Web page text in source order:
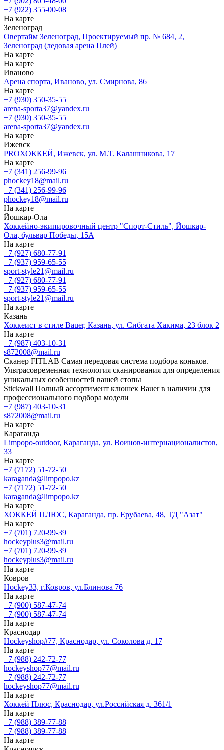
+7 (922) 355-00-08
На карте
Зеленоград
Овертайм Зеленоград, Проектируемый пр. № 684, 2,
Зеленоград (ледовая арена Плей)
На карте
На карте
Иваново
Арена спорта, Иваново, ул. Смирнова, 86
На карте
+7 (930) 350-35-55
arena-sporta37@yandex.ru
+7 (930) 350-35-55
arena-sporta37@yandex.ru
На карте
Ижевск
PROХОККЕЙ, Ижевск, ул. М.Т. Калашникова, 17
На карте
+7 (341) 256-99-96
phockey18@mail.ru
+7 (341) 256-99-96
phockey18@mail.ru
На карте
Йошкар-Ола
Хоккейно-экипировочный центр "Спорт-Стиль", Йошкар-
Ола, бульвар Победы, 15А
На карте
+7 (927) 680-77-91
+7 (937) 959-65-55
sport-style21@mail.ru
+7 (927) 680-77-91
+7 (937) 959-65-55
sport-style21@mail.ru
На карте
Казань
Хоккеист в стиле Bauer, Казань, ул. Сибгата Хакима, 23 блок 2
На карте
+7 (987) 403-10-31
s872008@mail.ru
Сканер FITLAB Самая передовая система подбора коньков.
Ультрасовременная технология сканирования для определения
уникальных особенностей вашей стопы
Stickwall Полный ассортимент клюшек Bauer в наличии для
профессионального подбора модели
+7 (987) 403-10-31
s872008@mail.ru
На карте
Караганда
Limpopo-outdoor, Караганда, ул. Воинов-интернационалистов,
33
На карте
+7 (7172) 51-72-50
karaganda@limpopo.kz
+7 (7172) 51-72-50
karaganda@limpopo.kz
На карте
ХОККЕЙ ПЛЮС, Караганда, пр. Ерубаева, 48, ТД "Азат"
На карте
+7 (701) 720-99-39
hockeyplus3@mail.ru
+7 (701) 720-99-39
hockeyplus3@mail.ru
На карте
Ковров
Hockey33, г.Ковров, ул.Блинова 76
На карте
+7 (900) 587-47-74
+7 (900) 587-47-74
На карте
Краснодар
Hockeyshop#77, Краснодар, ул. Соколова д. 17
На карте
+7 (988) 242-72-77
hockeyshop77@mail.ru
+7 (988) 242-72-77
hockeyshop77@mail.ru
На карте
Хоккей Плюс, Краснодар, ул.Российская д. 361/1
На карте
+7 (988) 389-77-88
+7 (988) 389-77-88
На карте